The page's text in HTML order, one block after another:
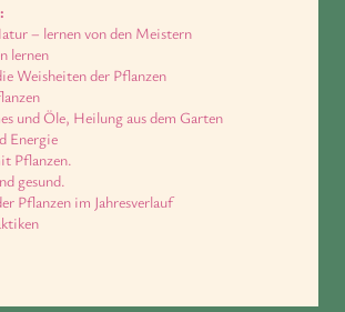
– lernen von den Meistern
lernen
Weisheiten der Pflanzen
und Öle, Heilung aus dem Garten
Energie
Pflanzen.
gesund.
Pflanzen im Jahresverlauf